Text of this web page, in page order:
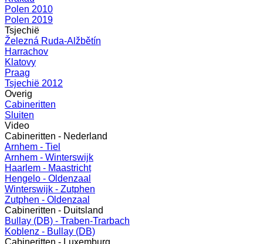
Polen 2010
Polen 2019
Tsjechië
Železná Ruda-Alžbětín
Harrachov
Klatovy
Praag
Tsjechië 2012
Overig
Cabineritten
Sluiten
Video
Cabineritten - Nederland
Arnhem - Tiel
Arnhem - Winterswijk
Haarlem - Maastricht
Hengelo - Oldenzaal
Winterswijk - Zutphen
Zutphen - Oldenzaal
Cabineritten - Duitsland
Bullay (DB) - Traben-Trarbach
Koblenz - Bullay (DB)
Cabineritten - Luxemburg